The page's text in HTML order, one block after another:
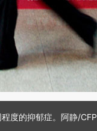
度的抑郁症。阿静/CFP